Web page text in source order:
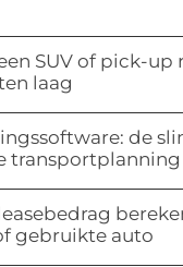
SUV of pick-up
laag
de
transportplanning
gebruikte auto